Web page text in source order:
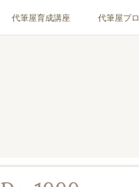
代筆屋育成講座 代筆屋プ